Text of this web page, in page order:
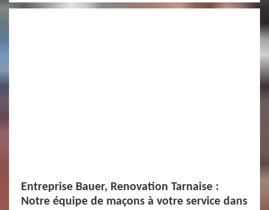
Entreprise Bauer, Renovation Tarnaise :
Notre équipe de maçons à votre service dans